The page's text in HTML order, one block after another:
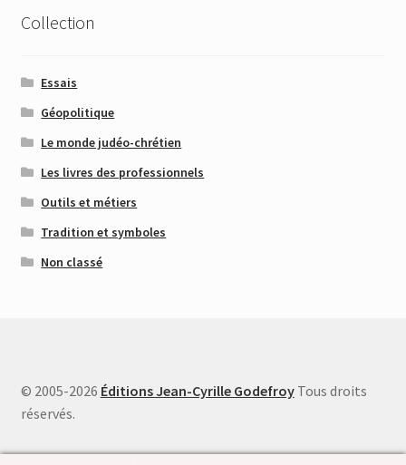
Collection
Essais
Géopolitique
Le monde judéo-chrétien
Les livres des professionnels
Outils et métiers
Tradition et symboles
Non classé
© 2005-2026 Éditions Jean-Cyrille GodefroyTous droits
réservés.